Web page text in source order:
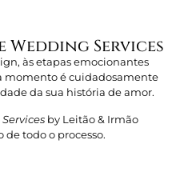
Wedding Services
às etapas emocionantes
momento é cuidadosamente
da sua história de amor.
by Leitão & Irmão
todo o processo.